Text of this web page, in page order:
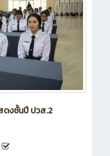
ดงชั้นปี ปวส.2